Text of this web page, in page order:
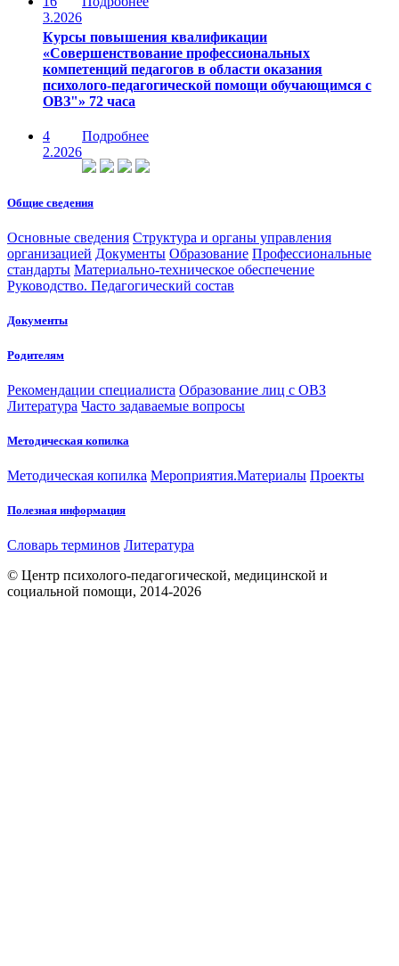
3.2026
Курсы повышения квалификации
«Совершенствование профессиональных
компетенций педагогов в области оказания
психолого-педагогической помощи обучающимся с
ОВЗ"» 72 часа
4
2.2026
Подробнее
Общие сведения
Основные сведения Структура и органы управления
организацией Документы Образование Профессиональные
стандарты Материально-техническое обеспечение
Руководство. Педагогический состав
Документы
Родителям
Рекомендации специалиста Образование лиц с ОВЗ
Литература Часто задаваемые вопросы
Методическая копилка
Методическая копилка Мероприятия.Материалы Проекты
Полезная информация
Словарь терминов Литература
© Центр психолого-педагогической, медицинской и
социальной помощи, 2014-2026